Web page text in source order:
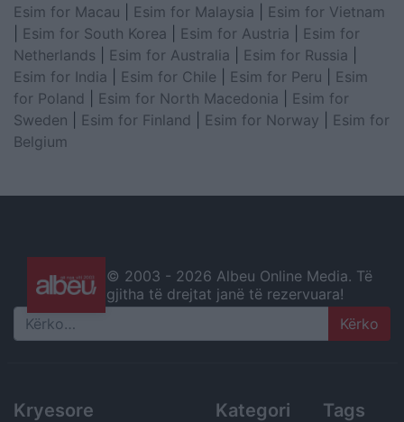
Esim for Macau
Esim for Malaysia
Esim for Vietnam
Esim for South Korea Esim for Austria
Esim for
Netherlands
Esim for Australia Esim for Russia
Esim for India
Esim for Chile Esim for Peru
Esim
for Poland
Esim for North Macedonia
Esim for
Sweden
Esim for Finland Esim for Norway
Esim for
Belgium
© 2003 - 2026 Albeu Online Media. Të
gjitha të drejtat janë të rezervuara!
Search
Kryesore Kategori Tags